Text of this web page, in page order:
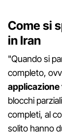
Come si
in Iran
"Quando si
completo,
blocchi
completi, al
solito hanno